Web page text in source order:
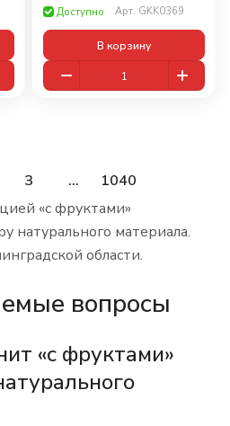
Доступно Арт. GKK0369
В корзину
3 ...
1040
«с фруктами»
натурального материала.
области.
вопросы
«с фруктами»